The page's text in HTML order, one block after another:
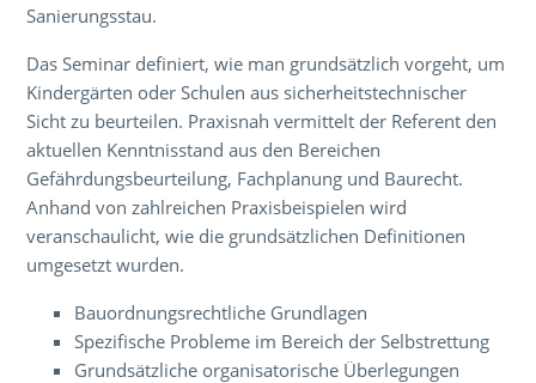
Sanierungsstau.
Das Seminar definiert, wie man grundsätzlich vorgeht, um
Kindergärten oder Schulen aus sicherheitstechnischer
Sicht zu beurteilen. Praxisnah vermittelt der Referent den
aktuellen Kenntnisstand aus den Bereichen
Gefährdungsbeurteilung, Fachplanung und Baurecht.
Anhand von zahlreichen Praxisbeispielen wird
veranschaulicht, wie die grundsätzlichen Definitionen
umgesetzt wurden.
Bauordnungsrechtliche Grundlagen
Spezifische Probleme im Bereich der Selbstrettung
Grundsätzliche organisatorische Überlegungen